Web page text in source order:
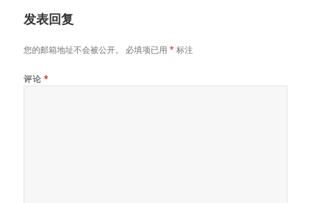
发表回复
您的邮箱地址不会被公开。 必填项已用* 标注
评论 *